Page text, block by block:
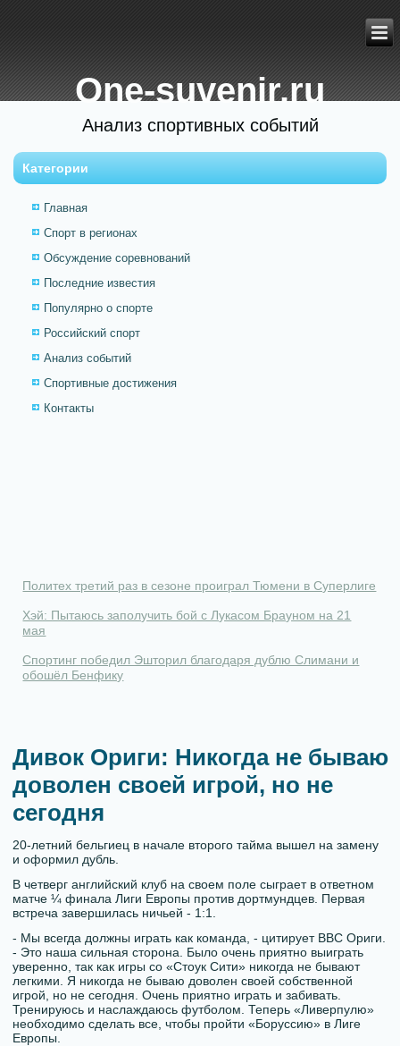
One-suvenir.ru
Анализ спортивных событий
Категории
Главная
Спорт в регионах
Обсуждение соревнований
Последние известия
Популярно о спорте
Российский спорт
Анализ событий
Спортивные достижения
Контакты
Политех третий раз в сезоне проиграл Тюмени в Суперлиге
Хэй: Пытаюсь заполучить бой с Лукасом Брауном на 21
мая
Спортинг победил Эшторил благодаря дублю Слимани и
обошёл Бенфику
Дивок Ориги: Никогда не бываю
доволен своей игрой, но не
сегодня
20-летний бельгиец в начале второго тайма вышел на замену
и оформил дубль.
В четверг английский клуб на своем поле сыграет в ответном
матче ¼ финала Лиги Европы против дортмундцев. Первая
встреча завершилась ничьей - 1:1.
- Мы всегда должны играть как команда, - цитирует BBC Ориги.
- Это наша сильная сторона. Было очень приятно выиграть
уверенно, так как игры со «Стоук Сити» никогда не бывают
легкими. Я никогда не бываю доволен своей собственной
игрой, но не сегодня. Очень приятно играть и забивать.
Тренируюсь и наслаждаюсь футболом. Теперь «Ливерпулю»
необходимо сделать все, чтобы пройти «Боруссию» в Лиге
Европы.